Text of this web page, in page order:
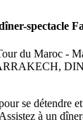
spectacle
se détendre
à un